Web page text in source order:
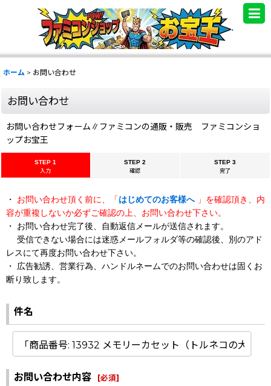
.
ホーム > お問い合わせ
お問い合わせ
お問い合わせフォーム∥ファミコンの通販・販売 ファミコンショ
ップお宝王
STEP 1
入力
STEP 2
確認
STEP 3
完了
・ お問い合わせ頂く前に、「はじめてのお客様へ 」を確認頂き、内
容が重複しないか必ずご確認の上、お問い合わせ下さい。
・ お問い合わせ完了後、自動返信メールが送信されます。
受信できない場合には迷惑メールフォルダ等の確認後、別のアド
レスにて再度お問い合わせ下さい。
・ 広告勧誘、営業行為、ハンドルネームでのお問い合わせは固くお
断り致します。
件名
お問い合わせ内容 [必須]